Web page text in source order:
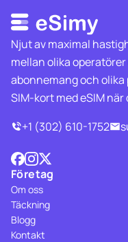
Njut av maximal
mellan olika
abonnemang och
SIM-kort med eSIM när
+1 (302) 610-1752
Företag
Om oss
Täckning
Blogg
Kontakt